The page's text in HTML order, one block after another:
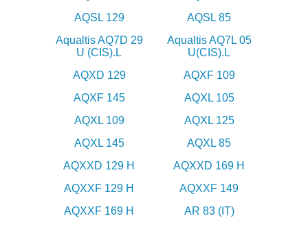
AQSL 129
AQSL 85
Aqualtis AQ7D 29
U (CIS).L
Aqualtis AQ7L 05
U(CIS).L
AQXD 129
AQXF 109
AQXF 145
AQXL 105
AQXL 109
AQXL 125
AQXL 145
AQXL 85
AQXXD 129 H
AQXXD 169 H
AQXXF 129 H
AQXXF 149
AQXXF 169 H
AR 83 (IT)